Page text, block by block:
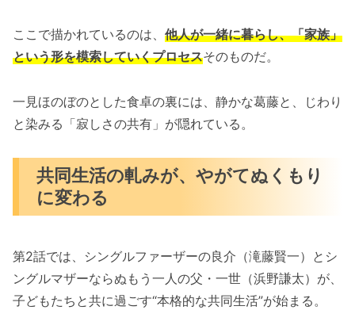
ここで描かれているのは、 他人が一緒に暮らし、「家族」
という形を模索していくプロセスそのものだ。
一見ほのぼのとした食卓の裏には、静かな葛藤と、じわり
と染みる「寂しさの共有」が隠れている。
共同生活の軋みが、やがてぬくもり
に変わる
第2話では、シングルファーザーの良介（滝藤賢一）とシ
ングルマザーならぬもう一人の父・一世（浜野謙太）が、
子どもたちと共に過ごす“本格的な共同生活”が始まる。